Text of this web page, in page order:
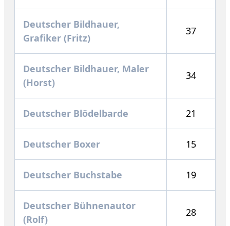
Deutscher Bildhauer,
Grafiker (Fritz)
37
Deutscher Bildhauer, Maler
(Horst)
34
Deutscher Blödelbarde 21
Deutscher Boxer 15
Deutscher Buchstabe 19
Deutscher Bühnenautor
(Rolf)
28